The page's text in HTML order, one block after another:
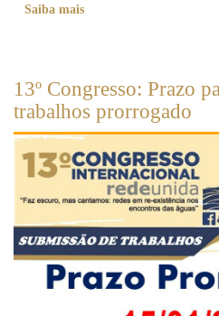
Saiba mais
13º Congresso: Prazo
trabalhos prorrogado